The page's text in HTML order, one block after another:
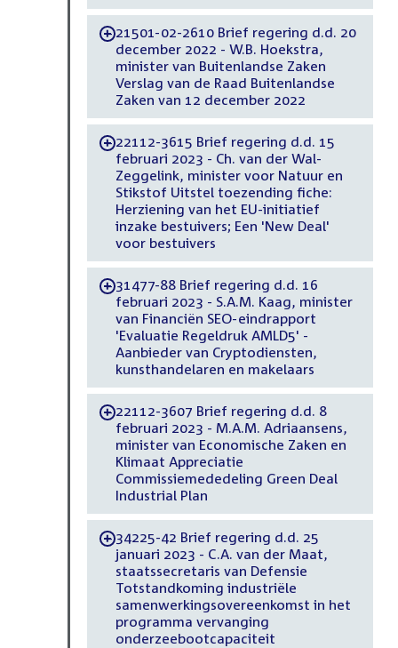
-21501-02-2610 Brief regering d.d. 20
december 2022 - W.B. Hoekstra,
minister van Buitenlandse Zaken
Verslag van de Raad Buitenlandse
Zaken van 12 december 2022
-22112-3615 Brief regering d.d. 15
februari 2023 - Ch. van der Wal-
Zeggelink, minister voor Natuur en
Stikstof Uitstel toezending fiche:
Herziening van het EU-initiatief
inzake bestuivers; Een 'New Deal'
voor bestuivers
-31477-88 Brief regering d.d. 16
februari 2023 - S.A.M. Kaag, minister
van Financiën SEO-eindrapport
'Evaluatie Regeldruk AMLD5' -
Aanbieder van Cryptodiensten,
kunsthandelaren en makelaars
-22112-3607 Brief regering d.d. 8
februari 2023 - M.A.M. Adriaansens,
minister van Economische Zaken en
Klimaat Appreciatie
Commissiemededeling Green Deal
Industrial Plan
-34225-42 Brief regering d.d. 25
januari 2023 - C.A. van der Maat,
staatssecretaris van Defensie
Totstandkoming industriële
samenwerkingsovereenkomst in het
programma vervanging
onderzeebootcapaciteit